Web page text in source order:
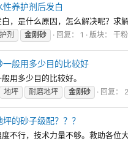
养护剂后发白
，是什么原因，怎么解决呢？求解
剂 金刚砂 回复： 1 版块： 干
般用多少目的比较好
用多少目的比较好。
地坪 耐磨地坪 金刚砂 回复： 2
的砂子级配？？？
不行，技术力量不够。救助各位